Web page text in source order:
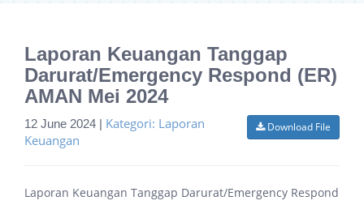
Laporan Keuangan Tanggap
Darurat/Emergency Respond (ER)
AMAN Mei 2024
Download File
12 June 2024 | Kategori: Laporan
Keuangan
Laporan Keuangan Tanggap Darurat/Emergency Respond